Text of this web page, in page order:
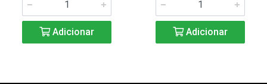
Adicionar Adicionar